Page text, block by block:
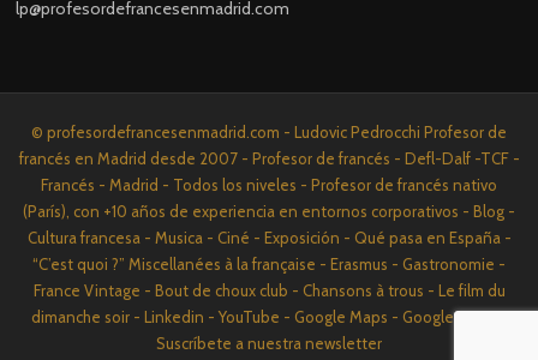
lp@profesordefrancesenmadrid.com
© profesordefrancesenmadrid.com - Ludovic Pedrocchi Profesor de
francés en Madrid desde 2007 - Profesor de francés - Defl-Dalf -TCF -
Francés - Madrid - Todos los niveles - Profesor de francés nativo
(París), con +10 años de experiencia en entornos corporativos - Blog -
Cultura francesa - Musica - Ciné - Exposición - Qué pasa en España -
“C’est quoi ?” Miscellanées à la française - Erasmus - Gastronomie -
France Vintage - Bout de choux club - Chansons à trous - Le film du
dimanche soir - Linkedin - YouTube - Google Maps - Google News -
Suscríbete a nuestra newsletter